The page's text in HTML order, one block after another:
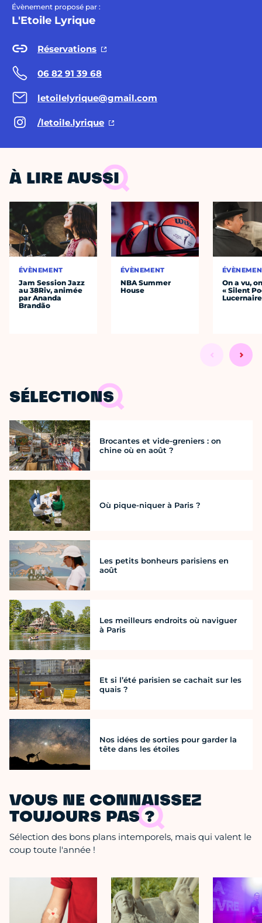
Évènement proposé par :
L'Etoile Lyrique
Réservations
06 82 91 39 68
letoilelyrique@gmail.com
/letoile.lyrique
À LIRE AUSSI
ÉVÈNEMENT
Jam Session Jazz
au 38Riv, animée
par Ananda
Brandão
ÉVÈNEMENT
NBA Summer
House
On a vu,
« Silent
Lucernaire
SÉLECTIONS
Brocantes et vide-greniers : on
chine où en août ?
Où pique-niquer à Paris ?
Les petits bonheurs parisiens en
août
Les meilleurs endroits où naviguer
à Paris
Et si l’été parisien se cachait sur les
quais ?
Nos idées de sorties pour garder la
tête dans les étoiles
VOUS NE CONNAISSEZ
TOUJOURS PAS ?
Sélection des bons plans intemporels, mais qui valent le
coup toute l'année !